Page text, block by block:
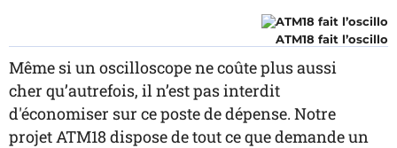
ATM18 fait l’oscillo
Même si un oscilloscope ne coûte plus aussi
cher qu’autrefois, il n’est pas interdit
d'économiser sur ce poste de dépense. Notre
projet ATM18 dispose de tout ce que demande un